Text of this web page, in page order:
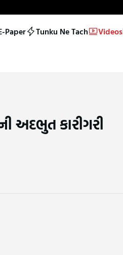
Paper Tunku Ne Tach Videos
અદભુત કારીગરી